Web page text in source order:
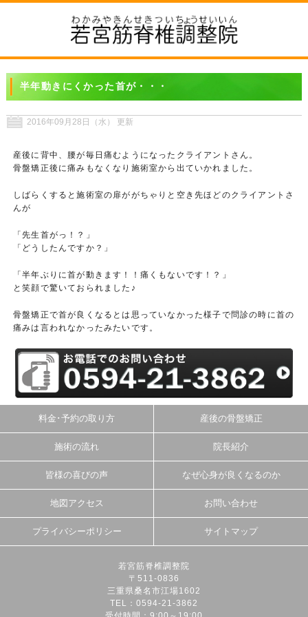
半年動きにくかった首が・・・
2016年09月28日（水） 更新
産後に背中、腰が毎日痛むようになったクライアントさん。
骨盤矯正後に痛みもなくなり施術室から出ていかれました。
しばらくすると施術室の扉ががちゃりと空き先ほどのクライアントさ
んが
「先生首がっ！？」
「どうしたんですか？」
「半年ぶりに首が動きます！！痛くもないです！？」
と笑顔で驚いておられました♪
骨盤矯正で首が良くなるとは思っていなかった様子で問診の時に首の
痛みは言われなかったみたいです。
料金･予約の取り方 産後の骨盤矯正
施術の流れ 院長紹介
皆様の喜びの声 なぜ心身が良くなるのか
地図アクセス お問い合わせ
プライバシーポリシー サイトマップ
若宮筋脊椎調整院
〒511-0836
三重県桑名市江場1602
TEL：0594-21-3862